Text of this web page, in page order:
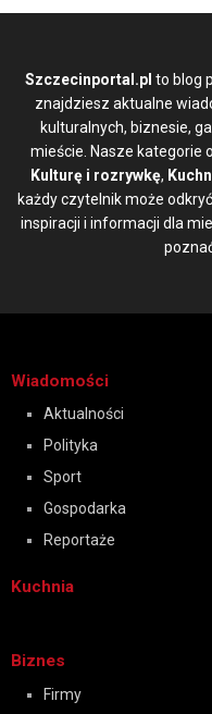
Szczecinportal.pl to blog
znajdziesz aktualne
kulturalnych, biznesie,
mieście. Nasze kategorie
Kulturę i rozrywkę,
każdy czytelnik może
inspiracji i informacji dla
Wiadomości
Aktualności
Polityka
Sport
Gospodarka
Reportaże
Kuchnia
Biznes
Firmy